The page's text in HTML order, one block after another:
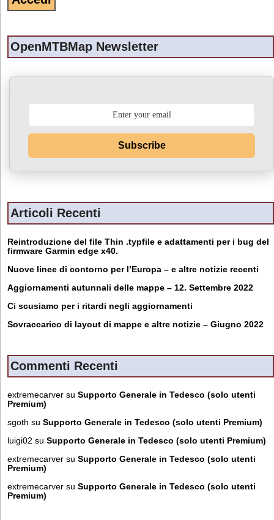
OpenMTBMap Newsletter
Subscribe
Articoli Recenti
Reintroduzione del file Thin .typfile e adattamenti per i bug del
firmware Garmin edge x40.
Nuove linee di contorno per l’Europa – e altre notizie recenti
Aggiornamenti autunnali delle mappe – 12. Settembre 2022
Ci scusiamo per i ritardi negli aggiornamenti
Sovraccarico di layout di mappe e altre notizie – Giugno 2022
Commenti Recenti
extremecarver su Supporto Generale in Tedesco (solo utenti
Premium)
sgoth su Supporto Generale in Tedesco (solo utenti Premium)
luigi02 su Supporto Generale in Tedesco (solo utenti Premium)
extremecarver su Supporto Generale in Tedesco (solo utenti
Premium)
extremecarver su Supporto Generale in Tedesco (solo utenti
Premium)